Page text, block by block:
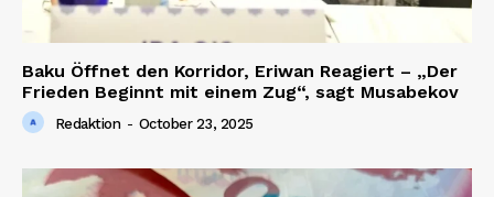
Baku Öffnet den Korridor, Eriwan Reagiert – „Der
Frieden Beginnt mit einem Zug“, sagt Musabekov
Redaktion - October 23, 2025